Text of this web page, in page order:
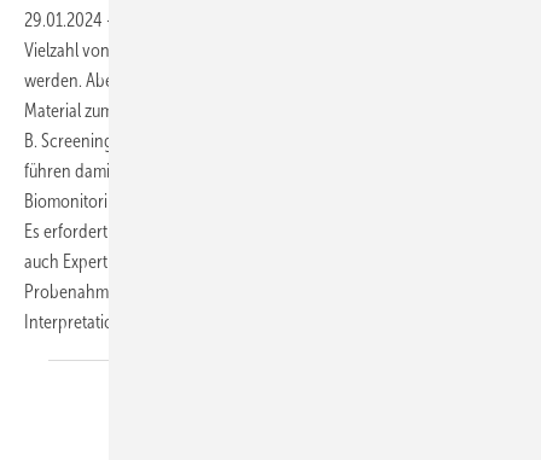
29.01.2024 -
Vielzahl von Gefahrstoffen in biologischem Material nachgewiesen
werden. Aber nicht alle Ärztinnen oder Ärzte, die einem Labor
Material zum Gefahrstoffnachweis und zu dessen Quantifizierung (z.
B. Screening auf Metalle im Urin oder Pestizide im Plasma) zusenden,
führen damit auch ein Biomonitoring durch. Das arbeitsmedizinische
Biomonitoring ist ein fachspezifisches Instrument der Arbeitsmedizin.
Es erfordert neben der Kenntnis der Toxikologie des Gefahrstoffs
auch Expertise in der Indikationsstellung, der Wahl des
Probenahmezeitpunkts und der Untersuchungsmatrix sowie in der
Interpretation der